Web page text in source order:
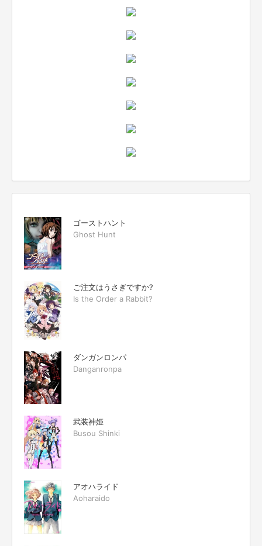
ゴーストハント
Ghost Hunt
ご注文はうさぎですか?
Is the Order a Rabbit?
ダンガンロンパ
Danganronpa
武装神姫
Busou Shinki
アオハライド
Aoharaido